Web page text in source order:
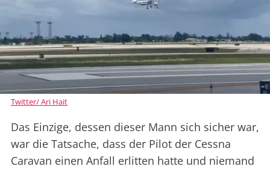
Twitter/ Ari Hait
Das Einzige, dessen dieser Mann sich sicher war,
war die Tatsache, dass der Pilot der Cessna
Caravan einen Anfall erlitten hatte und niemand